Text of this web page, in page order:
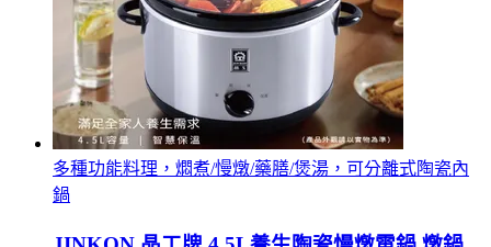
多種功能料理，燜煮/慢燉/藥膳/煲湯，可分離式陶瓷內
鍋